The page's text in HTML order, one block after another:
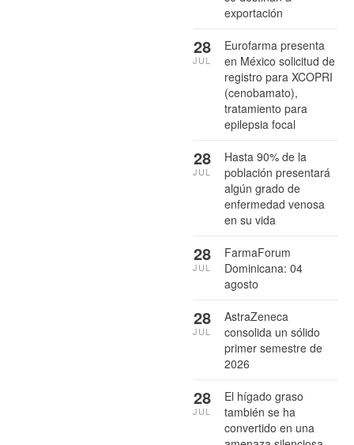
exportación
Eurofarma presenta
en México solicitud de
registro para XCOPRI
(cenobamato),
tratamiento para
epilepsia focal
28
JUL
Hasta 90% de la
población presentará
algún grado de
enfermedad venosa
en su vida
28
JUL
FarmaForum
Dominicana: 04
agosto
28
JUL
AstraZeneca
consolida un sólido
primer semestre de
2026
28
JUL
El hígado graso
también se ha
convertido en una
28
JUL